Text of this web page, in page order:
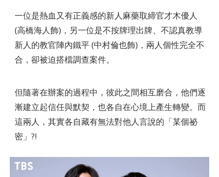
一位是熱血又有正義感的新人麻藥取締官才木優人
(高橋海人飾)，另一位是不按牌理出牌、不認真教導
新人的教官陣內鐵平 (中村倫也飾)，兩人個性完全不
合，卻被迫搭檔調查案件。
但隨著在辦案的過程中，彼此之間相互磨合，他們逐
漸建立起信任與默契，也各自在心境上產生轉變。而
這兩人，其實各自藏有無法對他人言說的「某個祕
密」?!